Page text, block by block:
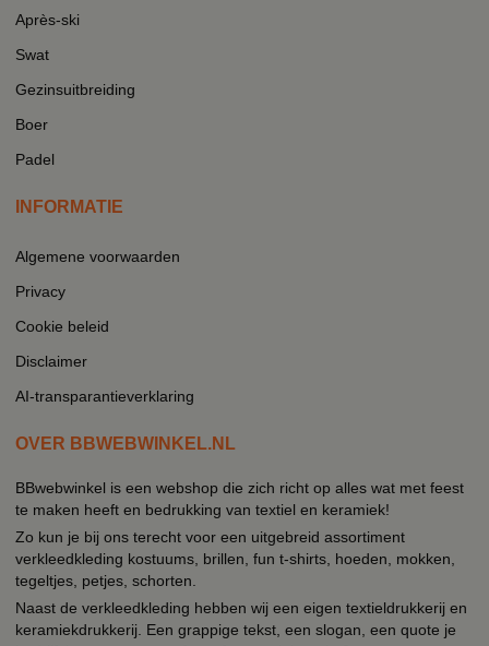
Après-ski
Swat
Gezinsuitbreiding
Boer
Padel
INFORMATIE
Algemene voorwaarden
Privacy
Cookie beleid
Disclaimer
AI-transparantieverklaring
OVER BBWEBWINKEL.NL
BBwebwinkel is een webshop die zich richt op alles wat met feest
te maken heeft en bedrukking van textiel en keramiek!
Zo kun je bij ons terecht voor een uitgebreid assortiment
verkleedkleding kostuums, brillen, fun t-shirts, hoeden, mokken,
tegeltjes, petjes, schorten.
Naast de verkleedkleding hebben wij een eigen textieldrukkerij en
keramiekdrukkerij. Een grappige tekst, een slogan, een quote je